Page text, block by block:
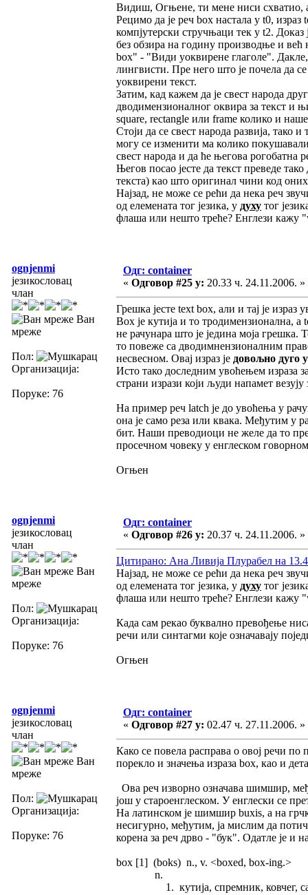
Видиш, Огњене, ти мене ниси схватио,
Рецимо да је реч box настала у t0,
компјутерски стручњаци тек у t2. Доказ
без обзира на годину производње и
box" - "Види уоквирене глаголе".
лингвисти. Пре него што је почела да
уоквирени текст.
Затим, кад кажем да је свест народа
дводимензионалног оквира за текст и
square, rectangle или framе колико и
Стоји да се свест народа развија, тако
могу се изменити ма колико
свест народа и да ће његова рогобатна
Његов посао јесте да текст преведе
текста) као што оригинал чини код оних
Најзад, не може се рећи да нека реч
од елемената тог језика, у духу тог
флаша или нешто треће? Енглези кажу
ognjenmi
језикословац
члан
Ван
мреже
Пол:
Организација:
Поруке: 76
Одг: container
« Одговор #25 у: 20.33 ч. 24.11.2006. »
Грешка јесте text box, али и тај је израз
Box је кутија и то тродимензионална, а
не рачунара што је једина моја
то повеже са дводимнензионалним
несвесном. Овај израз је довољно дуго
Исто тако доследним увоћењем израза
страни изрази који људи напамет везују
На пример реч latch је до увоћења у
она је само реза или квака. Међутим у
бит. Наши преводиоци не желе да то
просечном човеку у енглеском
Огњен
ognjenmi
језикословац
члан
Ван
мреже
Пол:
Организација:
Поруке: 76
Одг: container
« Одговор #26 у: 20.37 ч. 24.11.2006. »
Цитирано: Ана Ливија Плурабел на
Најзад, не може се рећи да нека реч
од елемената тог језика, у духу тог
флаша или нешто треће? Енглези кажу
Када сам рекао буквално превођење
речи или синтагми које означавају
Огњен
ognjenmi
језикословац
члан
Ван
мреже
Пол:
Организација:
Поруке: 76
Одг: container
« Одговор #27 у: 02.47 ч. 27.11.2006. »
Како се повела расправа о овој речи
порекло и значења израза box, као и
Ова реч изворно означава шимшир,
још у староенглеском. У енглески се
На латинском је шимшир buxis, a на
несигурно, међутим, ја мислим да
корена за реч дрво - "бук". Одатле је и
box [1] (boks) n., v. <boxed, box-ing.>
n.
1. кутија, спремник, ковчег,